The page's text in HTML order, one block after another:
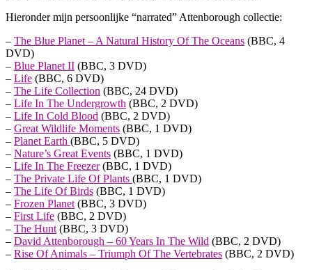
Hieronder mijn persoonlijke “narrated” Attenborough collectie:
– The Blue Planet – A Natural History Of The Oceans (BBC, 4
DVD)
– Blue Planet II (BBC, 3 DVD)
– Life (BBC, 6 DVD)
– The Life Collection (BBC, 24 DVD)
– Life In The Undergrowth (BBC, 2 DVD)
– Life In Cold Blood (BBC, 2 DVD)
– Great Wildlife Moments (BBC, 1 DVD)
– Planet Earth (BBC, 5 DVD)
– Nature’s Great Events (BBC, 1 DVD)
– Life In The Freezer(BBC, 1 DVD)
– The Private Life Of Plants (BBC, 1 DVD)
– The Life Of Birds (BBC, 1 DVD)
– Frozen Planet (BBC, 3 DVD)
– First Life (BBC, 2 DVD)
– The Hunt (BBC, 3 DVD)
– David Attenborough – 60 Years In The Wild (BBC, 2 DVD)
– Rise Of Animals – Triumph Of The Vertebrates (BBC, 2 DVD)